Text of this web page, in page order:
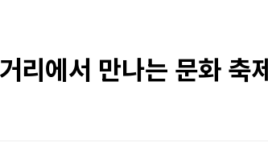
리에서 만나는 문화 축